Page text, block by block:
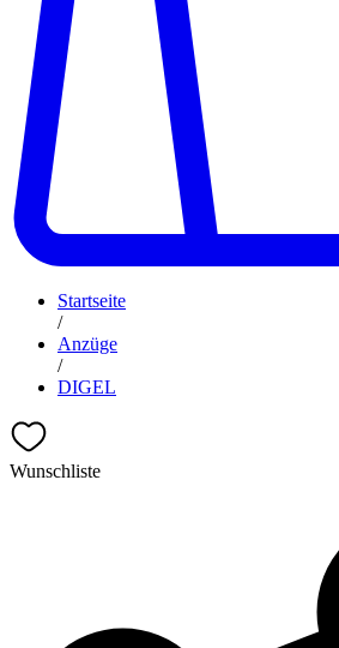
Startseite
/
Anzüge
/
DIGEL
Wunschliste